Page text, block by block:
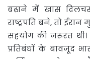
बढ़ाने में खास
राष्ट्रपति बने, तो
सहयोग की जरूरत थी।
प्रतिबंधों के बावजूद